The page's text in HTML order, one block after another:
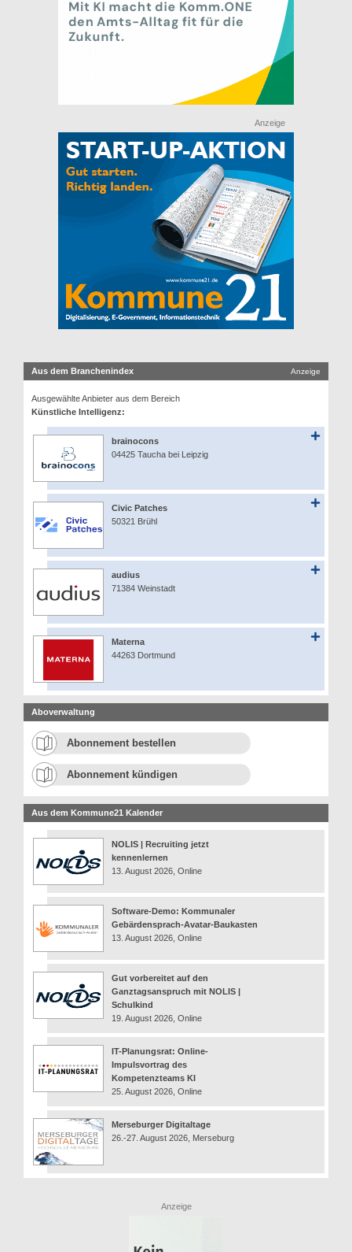
Anzeige
Aus dem Branchenindex Anzeige
Ausgewählte Anbieter aus dem Bereich
Künstliche Intelligenz:
brainocons
04425 Taucha bei Leipzig
Civic Patches
50321 Brühl
audius
71384 Weinstadt
Materna
44263 Dortmund
Aboverwaltung
Abonnement bestellen
Abonnement kündigen
Aus dem Kommune21 Kalender
NOLIS | Recruiting jetzt
kennenlernen
13. August 2026, Online
Software-Demo: Kommunaler
Gebärdensprach-Avatar-Baukasten
13. August 2026, Online
Gut vorbereitet auf den
Ganztagsanspruch mit NOLIS |
Schulkind
19. August 2026, Online
IT-Planungsrat: Online-
Impulsvortrag des
Kompetenzteams KI
25. August 2026, Online
Merseburger Digitaltage
26.-27. August 2026, Merseburg
Anzeige